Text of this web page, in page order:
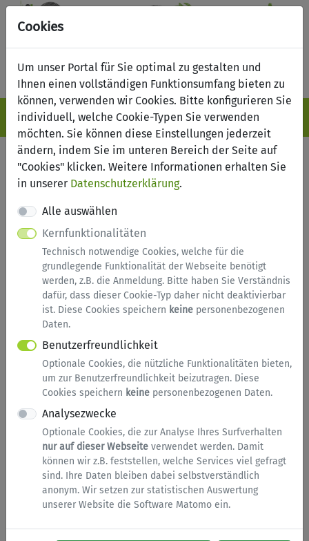
Cookies
Um unser Portal für Sie optimal zu gestalten und
Ihnen einen vollständigen Funktionsumfang bieten zu
können, verwenden wir Cookies. Bitte konfigurieren Sie
individuell, welche Cookie-Typen Sie verwenden
möchten. Sie können diese Einstellungen jederzeit
ändern, indem Sie im unteren Bereich der Seite auf
"Cookies" klicken. Weitere Informationen erhalten Sie
in unserer Datenschutzerklärung.
Alle auswählen
Kernfunktionalitäten
Technisch notwendige Cookies, welche für die
grundlegende Funktionalität der Webseite benötigt
werden, z.B. die Anmeldung. Bitte haben Sie Verständnis
dafür, dass dieser Cookie-Typ daher nicht deaktivierbar
ist. Diese Cookies speichern keine personenbezogenen
Daten.
Benutzerfreundlichkeit
Optionale Cookies, die nützliche Funktionalitäten bieten,
um zur Benutzerfreundlichkeit beizutragen. Diese
Cookies speichern keine personenbezogenen Daten.
Analysezwecke
Optionale Cookies, die zur Analyse Ihres Surfverhalten
nur auf dieser Webseite verwendet werden. Damit
können wir z.B. feststellen, welche Services viel gefragt
sind. Ihre Daten bleiben dabei selbstverständlich
anonym. Wir setzen zur statistischen Auswertung
unserer Website die Software Matomo ein.
Navigation ein-/ausblenden
Menü
Serviceübersicht
Services nach Kategorien
Service
Abfallkalender
Antrag auf Meldebescheinigung
Arbeitgeber Stadt Rüthen
Arbeitslosengeld II
Auskunft aus dem
Fahreignungsregister (Punktestand)